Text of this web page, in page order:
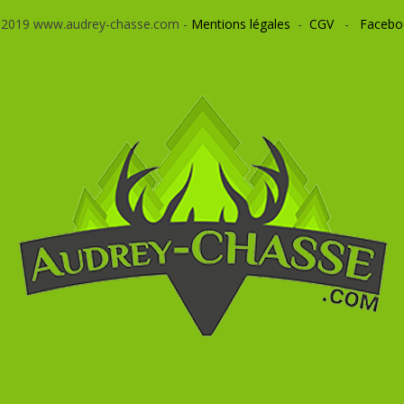
www.audrey-chasse.com - Mentions légales - CGV-